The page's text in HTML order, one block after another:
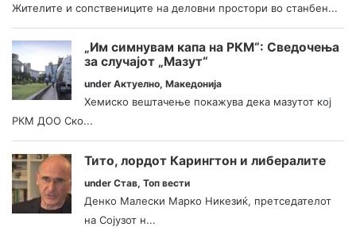
Жителите и сопствениците на деловни простори во станбен...
„Им симнувам капа на РКМ“: Сведочења
за случајот „Мазут“
under Актуелно, Македонија
Хемиско вештачење покажува дека мазутот кој
РКМ ДОО Ско...
Тито, лордот Карингтон и либералите
under Став, Топ вести
Денко Малески Марко Никезиќ, претседателот
на Сојузот н...